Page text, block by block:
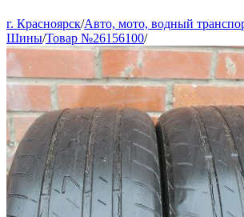
г. Красноярск/Авто, мото, водный
Шины/Товар №26156100/